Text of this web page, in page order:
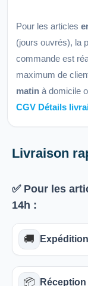
Pour les articles
(jours ouvrés), la
commande est
maximum de
matin à domicile
CGV Détails
Livraison
✅ Pour les
14h :
🚚
📦 Réception